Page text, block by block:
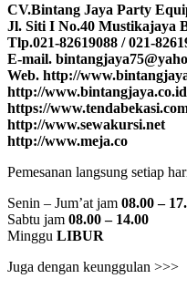
CV.Bintang Jaya Party
Jl. Siti I No.40 Mustikajaya
Tlp.021-82619088 / 021-
E-mail.
Web. http://
http://www.bintangjaya.co.id
https://
http://www.sewakursi.net
http://www.meja.co
Pemesanan langsung setiap
Senin – Jum’at jam 08.00 –
Sabtu jam 08.00 – 14.00
Minggu LIBUR
Juga dengan keunggulan >>>